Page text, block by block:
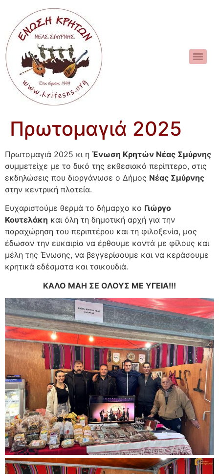
Πρωτομαγιά 2025
Πρωτομαγιά 2025 κι η Ένωση Κρητών Νέας Σμύρνης
συμμετείχε με το δικό της εκθεσιακό περίπτερο, στις
εκδηλώσεις που διοργάνωσε ο Δήμος Νέας Σμύρνης
στην κεντρική πλατεία.
Ευχαριστούμε θερμά το δήμαρχο κο Γιώργο
Κουτελάκη και όλη τη δημοτική αρχή για την
παραχώρηση του περιπτέρου και τη φιλοξενία, μας
έδωσαν την ευκαιρία να έρθουμε κοντά με φίλους και
μέλη της Ένωσης, να βεγγερίσουμε και να κεράσουμε
κρητικά εδέσματα και τσικουδιά.
ΚΑΛΟ ΜΑΗ ΣΕ ΟΛΟΥΣ ΜΕ ΥΓΕΙΑ!!!